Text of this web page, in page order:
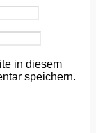
in diesem
speichern.